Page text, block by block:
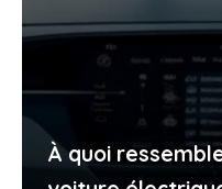
À quoi